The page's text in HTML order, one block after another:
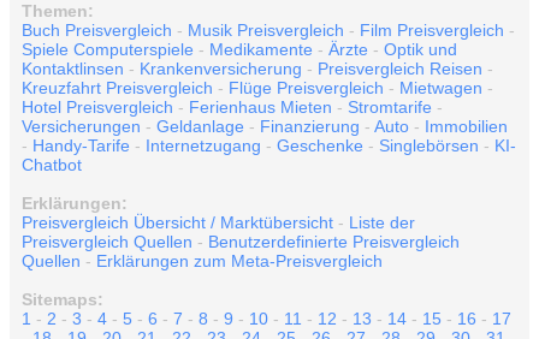
Themen:
Buch Preisvergleich - Musik Preisvergleich - Film Preisvergleich -
Spiele Computerspiele - Medikamente - Ärzte - Optik und
Kontaktlinsen - Krankenversicherung - Preisvergleich Reisen -
Kreuzfahrt Preisvergleich - Flüge Preisvergleich - Mietwagen -
Hotel Preisvergleich - Ferienhaus Mieten - Stromtarife -
Versicherungen - Geldanlage - Finanzierung - Auto - Immobilien
- Handy-Tarife - Internetzugang - Geschenke - Singlebörsen - KI-
Chatbot
Erklärungen:
Preisvergleich Übersicht / Marktübersicht - Liste der
Preisvergleich Quellen - Benutzerdefinierte Preisvergleich
Quellen - Erklärungen zum Meta-Preisvergleich
Sitemaps:
1 - 2 - 3 - 4 - 5 - 6 - 7 - 8 - 9 - 10 - 11 - 12 - 13 - 14 - 15 - 16 - 17